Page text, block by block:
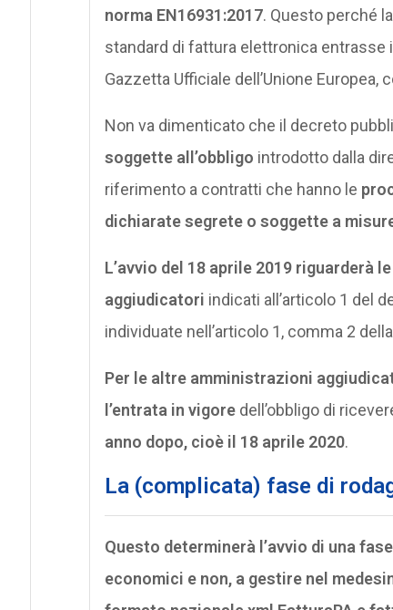
norma EN16931:2017. Questo perché
standard di fattura elettronica entrasse
Gazzetta Ufficiale dell’Unione
Non va dimenticato che il decreto
soggette all’obbligo introdotto dalla
riferimento a contratti che hanno le
dichiarate segrete o soggette a
L’avvio del 18 aprile 2019 riguarderà
aggiudicatori indicati all’articolo 1 del
individuate nell’articolo 1, comma 2
Per le altre amministrazioni
l’entrata in vigoredell’obbligo di
anno dopo, cioè il 18 aprile 2020.
La (complicata) fase di
Questo determinerà l’avvio di una
economici e non, a gestire nel